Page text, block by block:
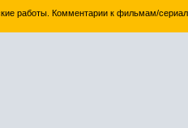
работы. Комментарии к фильмам/